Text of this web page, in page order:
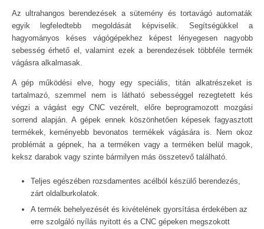
Az ultrahangos berendezések a sütemény és tortavágó automaták
egyik legfeledtebb megoldását képviselik. Segítségükkel a
hagyományos késes vágógépekhez képest lényegesen nagyobb
sebesség érhető el, valamint ezek a berendezések többféle termék
vágásra alkalmasak.
A gép működési elve, hogy egy speciális, titán alkatrészeket is
tartalmazó, szemmel nem is látható sebességgel rezegtetett kés
végzi a vágást egy CNC vezérelt, előre beprogramozott mozgási
sorrend alapján. A gépek ennek köszönhetően képesek fagyasztott
termékek, keményebb bevonatos termékek vágására is. Nem okoz
problémát a gépnek, ha a terméken vagy a terméken belül magok,
keksz darabok vagy szinte bármilyen más összetevő található.
Teljes egészében rozsdamentes acélból készülő berendezés,
zárt oldalburkolatok.
A termék behelyezését és kivételének gyorsítása érdekében az
erre szolgáló nyílás nyitott és a CNC gépeken megszokott